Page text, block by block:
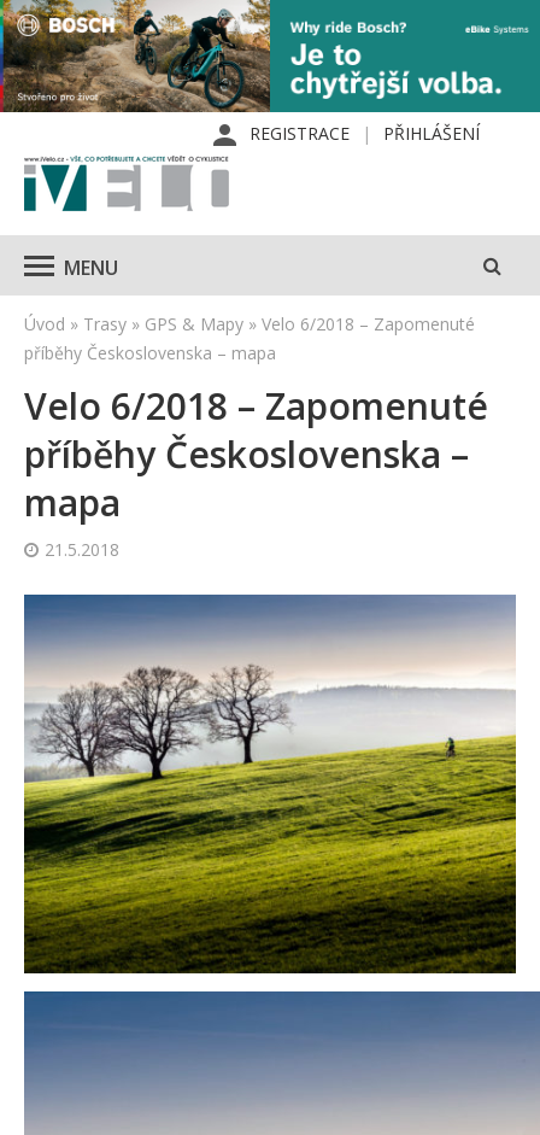
REGISTRACE PŘIHLÁŠENÍ
MENU
Úvod » Trasy » GPS & Mapy » Velo 6/2018 – Zapomenuté
příběhy Československa – mapa
Velo 6/2018 – Zapomenuté
příběhy Československa –
mapa
21.5.2018